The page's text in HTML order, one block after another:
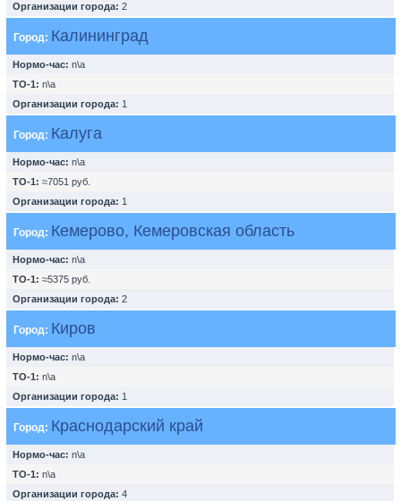
Организации города: 2
Город: Калининград
Нормо-час: n\a
ТО-1: n\a
Организации города: 1
Город: Калуга
Нормо-час: n\a
ТО-1: ≈7051 руб.
Организации города: 1
Город: Кемерово, Кемеровская область
Нормо-час: n\a
ТО-1: ≈5375 руб.
Организации города: 2
Город: Киров
Нормо-час: n\a
ТО-1: n\a
Организации города: 1
Город: Краснодарский край
Нормо-час: n\a
ТО-1: n\a
Организации города: 4